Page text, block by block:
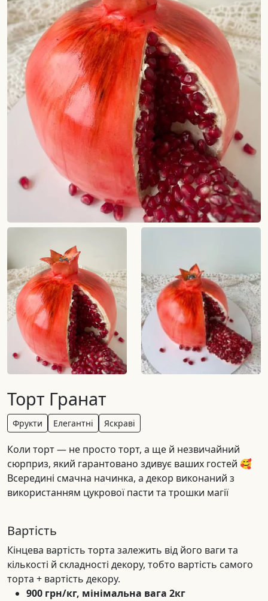
Торт Гранат
Фрукти Елегантні Яскраві
Коли торт — не просто торт, а ще й незвичайний
сюрприз, який гарантовано здивує ваших гостей 🥰
Всередині смачна начинка, а декор виконаний з
використанням цукрової пасти та трошки магії
Вартість
Кінцева вартість торта залежить від його ваги та
кількості й складності декору, тобто вартість самого
торта + вартість декору.
900 грн/кг, мінімальна вага 2кг